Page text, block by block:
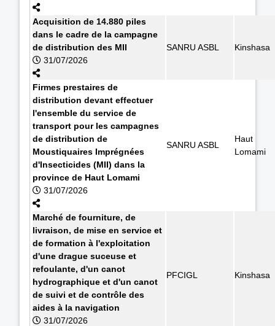
Acquisition de 14.880 piles
dans le cadre de la campagne
de distribution des MII
31/07/2026
SANRU ASBL Kinshasa
Firmes prestaires de
distribution devant effectuer
l'ensemble du service de
transport pour les campagnes
de distribution de
Moustiquaires Imprégnées
d'Insecticides (MII) dans la
province de Haut Lomami
31/07/2026
SANRU ASBL
Haut
Lomami
Marché de fourniture, de
livraison, de mise en service et
de formation à l'exploitation
d'une drague suceuse et
refoulante, d'un canot
hydrographique et d'un canot
de suivi et de contrôle des
aides à la navigation
31/07/2026
PFCIGL Kinshasa